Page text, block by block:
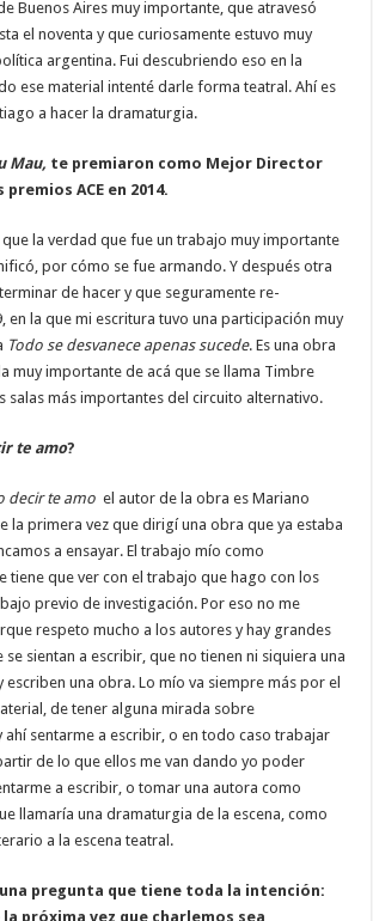
Buenos Aires muy importante, que atravesó
el noventa y que curiosamente estuvo muy
argentina. Fui descubriendo eso en la
ese material intenté darle forma teatral. Ahí es
a hacer la dramaturgia.
Mau, te premiaron como Mejor Director
ACE en 2014.
la verdad que fue un trabajo muy importante
por cómo se fue armando. Y después otra
de hacer y que seguramente re-
en la que mi escritura tuvo una participación muy
Todo se desvanece apenas sucede. Es una obra
muy importante de acá que se llama Timbre
salas más importantes del circuito alternativo.
te amo?
decir te amo el autor de la obra es Mariano
la primera vez que dirigí una obra que ya estaba
a ensayar. El trabajo mío como
tiene que ver con el trabajo que hago con los
previo de investigación. Por eso no me
respeto mucho a los autores y hay grandes
se sientan a escribir, que no tienen ni siquiera una
escriben una obra. Lo mío va siempre más por el
de tener alguna mirada sobre
sentarme a escribir, o en todo caso trabajar
de lo que ellos me van dando yo poder
a escribir, o tomar una autora como
llamaría una dramaturgia de la escena, como
a la escena teatral.
pregunta que tiene toda la intención:
próxima vez que charlemos sea